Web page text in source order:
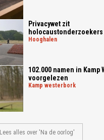
Privacywet zit
holocaustonderzoekers
hooghalen
102.000 namen in Kamp
voorgelezen
kamp westerbork
Lees alles over 'Na de oorlog'